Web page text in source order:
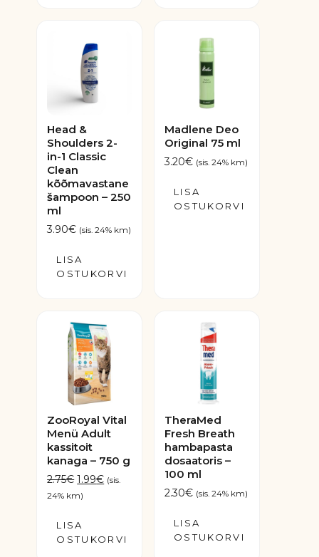
Head &
Shoulders 2-
in-1 Classic
Clean
kõõmavastane
šampoon – 250
ml
3.90€ (sis. 24% km)
LISA
OSTUKORVI
Madlene Deo
Original 75 ml
3.20€ (sis. 24% km)
LISA
OSTUKORVI
ZooRoyal Vital
Menü Adult
kassitoit
kanaga – 750 g
2.75€ Algne
hind
2.75€.
1.99€Praegune
(sis.
24% km)
LISA
OSTUKORVI
TheraMed
Fresh Breath
hambapasta
dosaatoris –
100 ml
2.30€ (sis. 24% km)
LISA
OSTUKORVI